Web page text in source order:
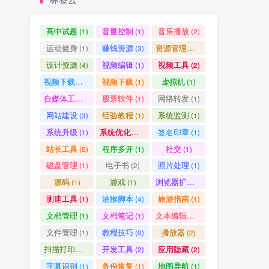
高中试题 (1) 音量控制 (1) 音乐播放(2)
运动健身(1) 赚钱资源(3) 资源管理器
设计资源(4) 视频编辑(1) 视频工具(2)
视频下载工具 视频下载(1) 虚拟机(1)
自媒体工具 股票软件(1) 网络转发(1)
网站建设(3) 经验教程 (1) 系统监测 (1)
系统升级 (1) 系统优化清理 签名印章(1)
站长工具(5) 程序多开(1) 社交(1)
磁盘管理 (1) 电子书 (2) 照片处理 (1)
源码(1) 游戏(1) 浏览器扩展
测速工具(1) 油猴脚本(4) 旅游指南(1)
文档管理 (1) 文档笔记(1) 文本编辑器
文件管理 (1) 教程技巧(0) 播放器(2)
扫描打印软件 开发工具(2) 应用隐藏(2)
字幕识别 (1) 备份恢复 (1) 地图导航 (1)